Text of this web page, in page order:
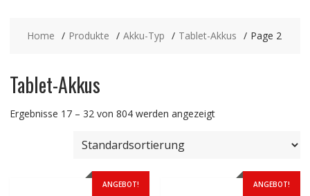
Home Produkte Akku-Typ Tablet-Akkus Page 2
Tablet-Akkus
Ergebnisse 17 – 32 von 804 werden angezeigt
ANGEBOT! ANGEBOT!